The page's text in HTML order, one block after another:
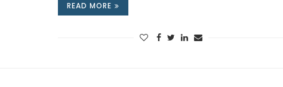
READ MORE